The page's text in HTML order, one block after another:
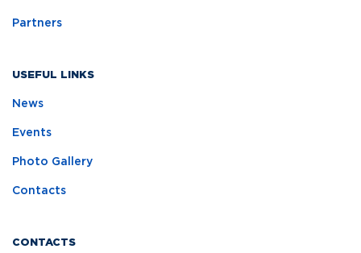
Partners
USEFUL LINKS
News
Events
Photo Gallery
Contacts
CONTACTS